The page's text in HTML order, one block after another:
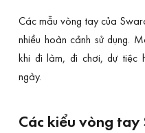
Các mẫu vòng tay của
nhiều hoàn cảnh sử dụng.
khi đi làm, đi chơi, dự tiệc
ngày.
Các kiểu vòng